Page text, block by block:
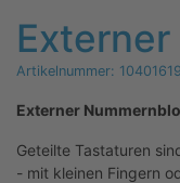
Artikelnummer: 10401619
Externer
Geteilte Tastaturen
- mit kleinen Fingern